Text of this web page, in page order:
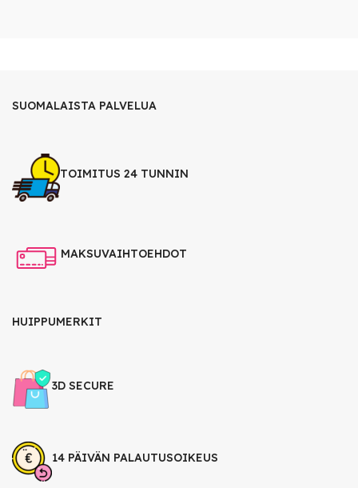
SUOMALAISTA PALVELUA
TOIMITUS 24 TUNNIN
MAKSUVAIHTOEHDOT
HUIPPUMERKIT
3D SECURE
14 PÄIVÄN PALAUTUSOIKEUS